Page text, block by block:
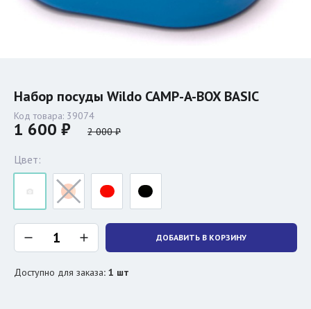
Набор посуды Wildo CAMP-A-BOX BASIC
Код товара: 39074
1 600 ₽ 2 000 ₽
Цвет:
ДОБАВИТЬ В КОРЗИНУ
Доступно для заказа: 1 шт